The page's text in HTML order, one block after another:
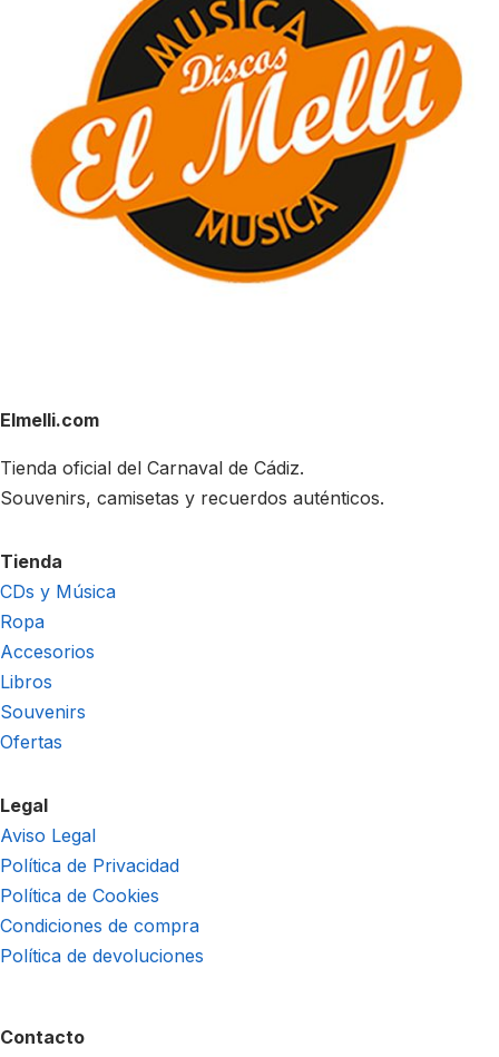
Elmelli.com
Tienda oficial del Carnaval de Cádiz.
Souvenirs, camisetas y recuerdos auténticos.
Tienda
CDs y Música
Ropa
Accesorios
Libros
Souvenirs
Ofertas
Legal
Aviso Legal
Política de Privacidad
Política de Cookies
Condiciones de compra
Política de devoluciones
Contacto